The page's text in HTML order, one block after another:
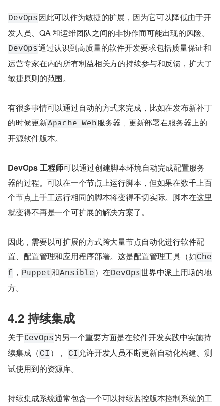
DevOps因此可以作为敏捷的扩展，因为它可以降低由于开
发人员、QA 和运维团队之间的非协作而可能出现的风险。
DevOps通过认识到高质量的软件开发要求包括质量保证和
运营专家在内的所有利益相关方的持续参与和反馈，扩大了
敏捷原则的范围。
有很多事情可以通过自动的方式来完成，比如在发布新补丁
的时候更新Apache Web 服务器，更新部署在服务器上的
开源软件版本。
DevOps 工程师可以通过创建脚本环境自动完成配置服务
器的过程。可以在一个节点上运行脚本，但如果在数千上百
个节点上手工运行相同的脚本将变得不切实际。脚本在这里
就变得不再是一个可扩展的解决方案了。
因此，需要以可扩展的方式跨大量节点自动化进行软件配
置、配置管理和应用程序部署。这是配置管理工具（如Che
f ， Puppet和Ansible ）在 DevOps世界中派上用场的地
方。
4.2 持续集成
关于DevOps的另一个重要方面是在软件开发实践中实施持
续集成（ CI ）， CI 允许开发人员不断更新自动化构建、测
试使用到的资源库。
持续集成系统通常包含一个可以持续监控版本控制系统的工